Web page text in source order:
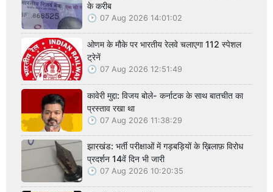
के करीब
07 Aug 2026 14:01:02
ओणम के मौके पर भारतीय रेलवे चलाएगा 112 स्पेशल
ट्रेनें
07 Aug 2026 12:51:49
कावेरी मुद्दा: विजय बोले- कर्नाटक के साथ बातचीत का
प्रस्ताव रखा था
07 Aug 2026 11:38:29
झारखंड: भर्ती परीक्षाओं में गड़बड़ियों के ख़िलाफ़ विरोध
प्रदर्शन 14वें दिन भी जारी
07 Aug 2026 10:20:35